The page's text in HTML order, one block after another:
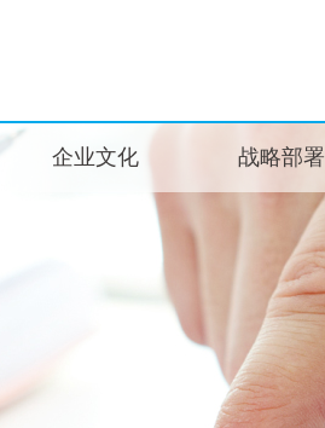
企业文化 战略部署